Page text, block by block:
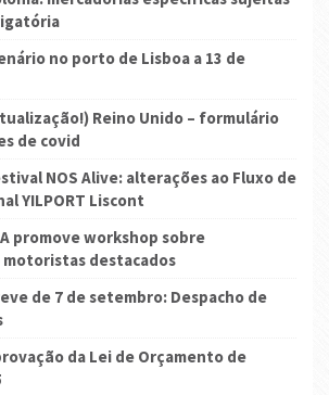
no porto de Lisboa a 13 de
Reino Unido – formulário
de covid
NOS Alive: alterações ao Fluxo de
YILPORT Liscont
promove workshop sobre
destacados
de 7 de setembro: Despacho de
da Lei de Orçamento de